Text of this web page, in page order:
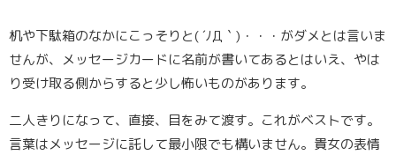
机や下駄箱のなかにこっそりと( ´ﾉД｀)・・・がダメとは言いま
せんが、メッセージカードに名前が書いてあるとはいえ、やは
り受け取る側からすると少し怖いものがあります。
二人きりになって、直接、目をみて渡す。 これがベストです。
言葉はメッセージに託して最小限でも構いません。貴女の表情